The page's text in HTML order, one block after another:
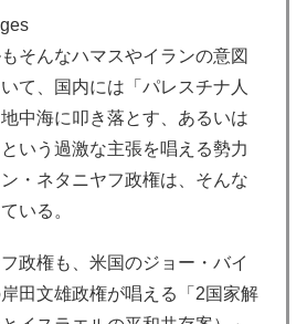
そんなハマスやイランの意図
て、国内には「パレスチナ人
中海に叩き落とす、あるいは
いう過激な主張を唱える勢力
・ネタニヤフ政権は、そんな
いる。
政権も、米国のジョー・バイ
田文雄政権が唱える「2国家解